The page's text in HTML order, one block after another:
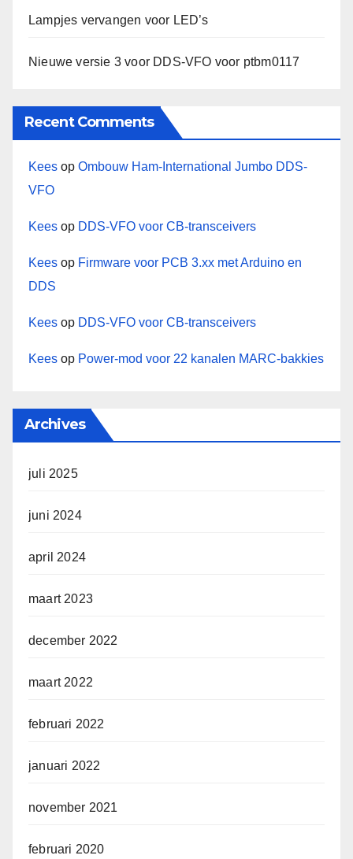
Lampjes vervangen voor LED’s
Nieuwe versie 3 voor DDS-VFO voor ptbm0117
Recent Comments
Kees op Ombouw Ham-International Jumbo DDS-
VFO
Kees op DDS-VFO voor CB-transceivers
Kees op Firmware voor PCB 3.xx met Arduino en
DDS
Kees op DDS-VFO voor CB-transceivers
Kees op Power-mod voor 22 kanalen MARC-bakkies
Archives
juli 2025
juni 2024
april 2024
maart 2023
december 2022
maart 2022
februari 2022
januari 2022
november 2021
februari 2020